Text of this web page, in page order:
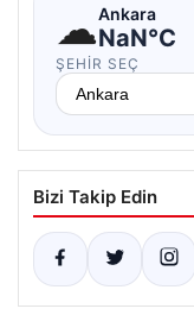
☁Ankara
NaN°C
ŞEHIR SEÇ
Bizi Takip Edin